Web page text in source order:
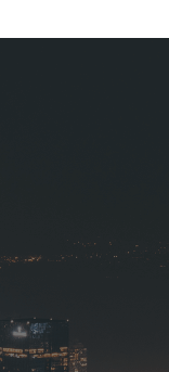
5%，远超
届联合国
提高两倍
行副总裁
足。他还
被客户抢
托基金
推高了现
现有矿山
长，如
需求。摩根
间毛利将
平均成本
际销售公
斯坦的四
更具弹性
证券发布